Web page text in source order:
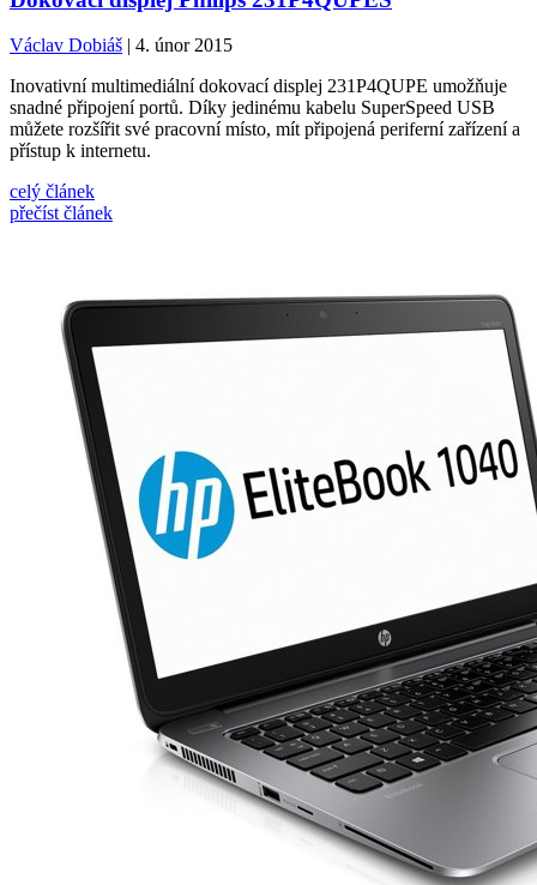
Václav Dobiáš | 4. únor 2015
Inovativní multimediální dokovací displej 231P4QUPE umožňuje
snadné připojení portů. Díky jedinému kabelu SuperSpeed USB
můžete rozšířit své pracovní místo, mít připojená periferní zařízení a
přístup k internetu.
celý článek
přečíst článek